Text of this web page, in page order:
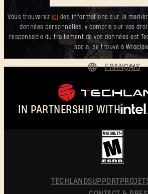
Vous trouverez ici
des informations sur la
données personnelles, y compris sur vos
responsable du traitement de vos données est
social se trouve à
IN PARTNERSHIP WITH
FRANÇAIS
POLSKI
简体中文
TECHLANDSUPPORT